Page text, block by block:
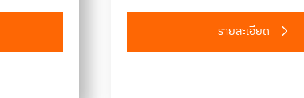
critical update to the data last
offering an up-to-date look at the
รายละเอียด